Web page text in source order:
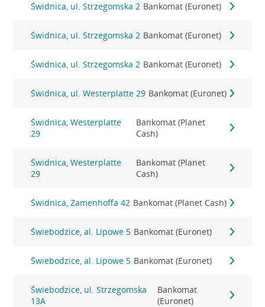
Świdnica, ul. Strzegomska 2 Bankomat (Euronet)
Świdnica, ul. Strzegomska 2 Bankomat (Euronet)
Świdnica, ul. Strzegomska 2 Bankomat (Euronet)
Świdnica, ul. Westerplatte 29 Bankomat (Euronet)
Świdnica, Westerplatte
29
Bankomat (Planet
Cash)
Świdnica, Westerplatte
29
Bankomat (Planet
Cash)
Świdnica, Zamenhoffa 42 Bankomat (Planet Cash)
Świebodzice, al. Lipowe 5 Bankomat (Euronet)
Świebodzice, al. Lipowe 5 Bankomat (Euronet)
Świebodzice, ul. Strzegomska
13A
Bankomat
(Euronet)